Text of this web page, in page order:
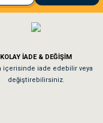
KOLAY İADE & DEĞİŞİM
içerisinde iade edebilir veya
değiştirebilirsiniz.